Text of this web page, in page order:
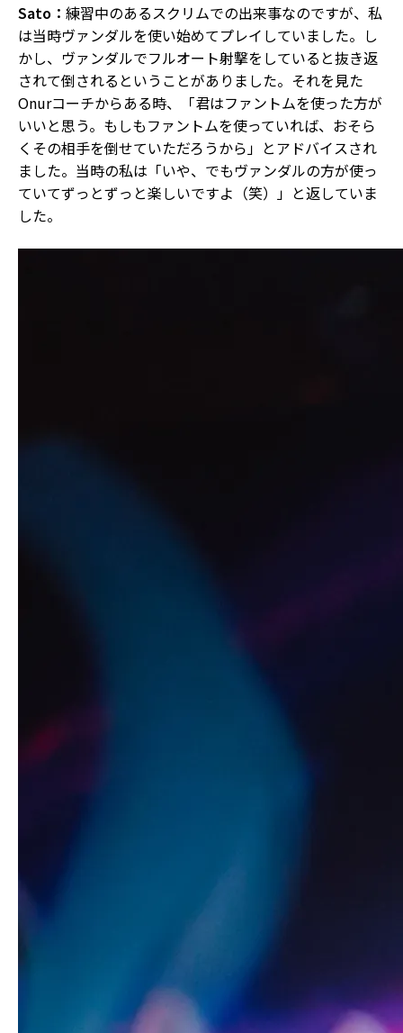
Sato： 練習中のあるスクリムでの出来事なのですが、私
は当時ヴァンダルを使い始めてプレイしていました。し
かし、ヴァンダルでフルオート射撃をしていると抜き返
されて倒されるということがありました。それを見た
Onurコーチからある時、「君はファントムを使った方が
いいと思う。もしもファントムを使っていれば、おそら
くその相手を倒せていただろうから」とアドバイスされ
ました。当時の私は「いや、でもヴァンダルの方が使っ
ていてずっとずっと楽しいですよ（笑）」と返していま
した。